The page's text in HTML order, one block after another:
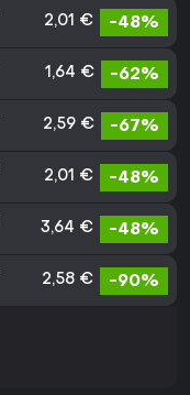
2,01 € -48%
1,64 € -62%
2,59 € -67%
2,01 € -48%
3,64 € -48%
2,58 € -90%